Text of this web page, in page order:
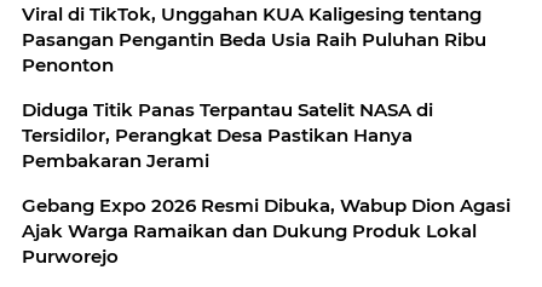
Viral di TikTok, Unggahan KUA Kaligesing tentang
Pasangan Pengantin Beda Usia Raih Puluhan Ribu
Penonton
Diduga Titik Panas Terpantau Satelit NASA di
Tersidilor, Perangkat Desa Pastikan Hanya
Pembakaran Jerami
Gebang Expo 2026 Resmi Dibuka, Wabup Dion Agasi
Ajak Warga Ramaikan dan Dukung Produk Lokal
Purworejo